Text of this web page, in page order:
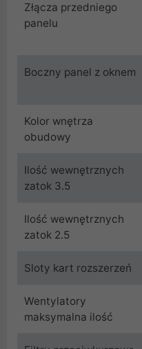
Złącza przedniego
panelu
Boczny panel z oknem
Kolor wnętrza
obudowy
Ilość wewnętrznych
zatok 3.5
Ilość wewnętrznych
zatok 2.5
Sloty kart rozszerzeń
Wentylatory
maksymalna ilość